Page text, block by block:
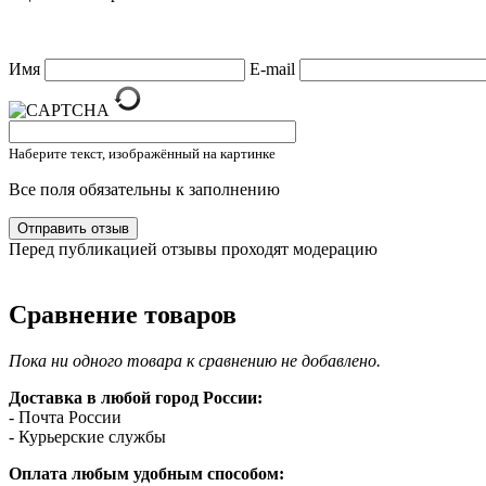
Имя E-mail
Наберите текст, изображённый на картинке
Все поля обязательны к заполнению
Перед публикацией отзывы проходят модерацию
Сравнение товаров
Пока ни одного товара к сравнению не добавлено.
Доставка в любой город России:
- Почта России
- Курьерские службы
Оплата любым удобным способом: